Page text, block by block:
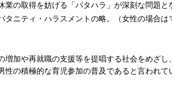
業の取得を妨げる「パタハラ」が深刻な問題と
タニティ・ハラスメントの略。（女性の場合
増加や再就職の支援等を提唱する社会をめざ
性の積極的な育児参加の普及であると言われて